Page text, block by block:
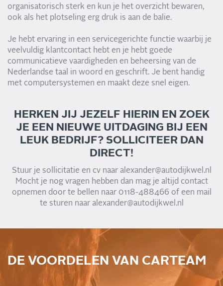
organisatorisch sterk en kun je het overzicht bewaren,
ook als het plotseling erg druk is aan de balie.
Je hebt ervaring in een servicegerichte functie waarbij je
veelvuldig klantcontact hebt en je hebt goede
communicatieve vaardigheden en beheersing van de
Nederlandse taal in woord en geschrift. Je bent handig
met computersystemen en maakt deze snel eigen.
HERKEN JIJ JEZELF HIERIN EN ZOEK
JE EEN NIEUWE UITDAGING BIJ EEN
LEUK BEDRIJF? SOLLICITEER DAN
DIRECT!
Stuur je sollicitatie en cv naar alexander@autodijkwel.nl
Mocht je nog vragen hebben dan mag je altijd contact
opnemen door te bellen naar 0118-488466 of een mail
te sturen naar alexander@autodijkwel.nl
DE VOORDELEN VAN CARTEAM